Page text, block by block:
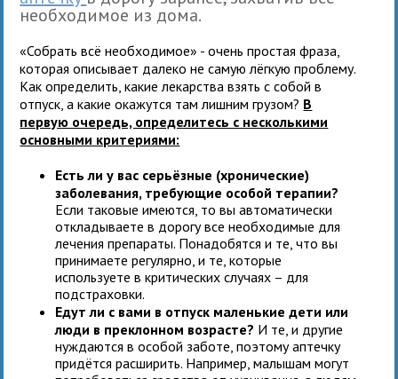
необходимое из дома.
«Собрать всё необходимое» - очень простая фраза,
которая описывает далеко не самую лёгкую проблему.
Как определить, какие лекарства взять с собой в
отпуск, а какие окажутся там лишним грузом? В
первую очередь, определитесь с несколькими
основными критериями:
Есть ли у вас серьёзные (хронические)
заболевания, требующие особой терапии?
Если таковые имеются, то вы автоматически
откладываете в дорогу все необходимые для
лечения препараты. Понадобятся и те, что вы
принимаете регулярно, и те, которые
используете в критических случаях – для
подстраховки.
Едут ли с вами в отпуск маленькие дети или
люди в преклонном возрасте? И те, и другие
нуждаются в особой заботе, поэтому аптечку
придётся расширить. Например, малышам могут